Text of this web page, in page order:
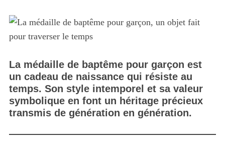
La médaille de baptême pour garçon est
un cadeau de naissance qui résiste au
temps. Son style intemporel et sa valeur
symbolique en font un héritage précieux
transmis de génération en génération.